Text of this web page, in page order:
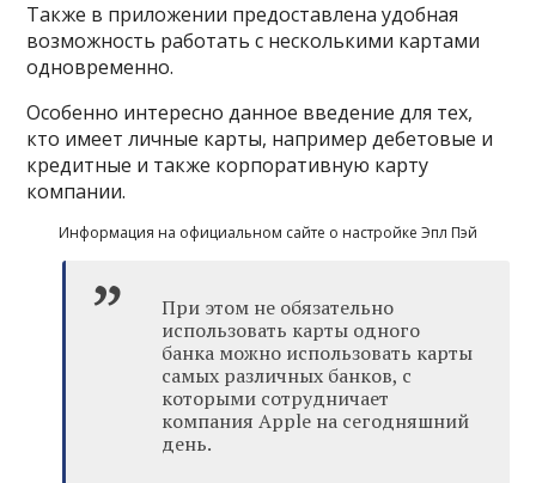
Также в приложении предоставлена удобная
возможность работать с несколькими картами
одновременно.
Особенно интересно данное введение для тех,
кто имеет личные карты, например дебетовые и
кредитные и также корпоративную карту
компании.
Информация на официальном сайте о настройке Эпл Пэй
При этом не обязательно
использовать карты одного
банка можно использовать карты
самых различных банков, с
которыми сотрудничает
компания Apple на сегодняшний
день.